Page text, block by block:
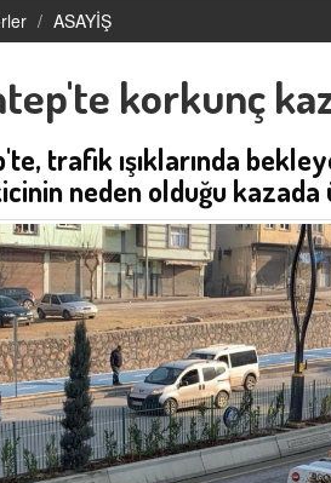
ASAYİŞ
korkunç
trafik ışıklarında
neden olduğu kazada